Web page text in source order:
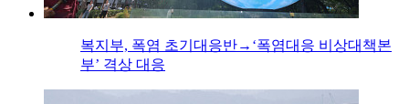
복지부, 폭염 초기대응반→‘폭염대응 비상대책본
부’ 격상 대응